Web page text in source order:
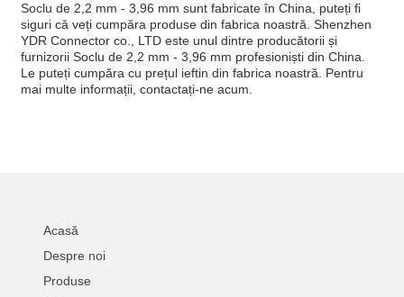
Soclu de 2,2 mm - 3,96 mm sunt fabricate în China, puteți fi
siguri că veți cumpăra produse din fabrica noastră. Shenzhen
YDR Connector co., LTD este unul dintre producătorii și
furnizorii Soclu de 2,2 mm - 3,96 mm profesioniști din China.
Le puteți cumpăra cu prețul ieftin din fabrica noastră. Pentru
mai multe informații, contactați-ne acum.
Acasă
Despre noi
Produse